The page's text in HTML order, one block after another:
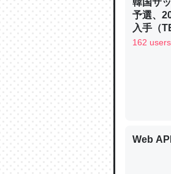
これ
─ニュ
韓国サ
予選、
入手（
ュース
162 users
Web